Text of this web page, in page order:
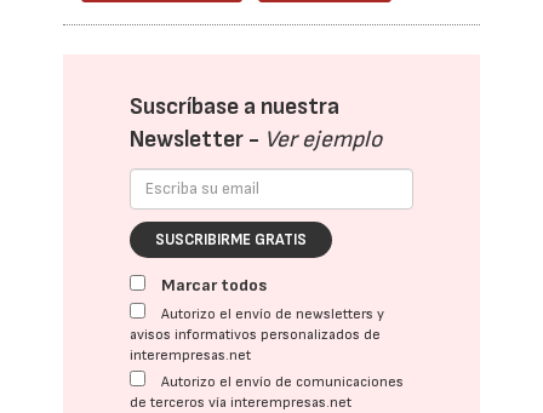
Suscríbase a nuestra
Newsletter - Ver ejemplo
SUSCRIBIRME GRATIS
Marcar todos
Autorizo el envío de newsletters y
avisos informativos personalizados de
interempresas.net
Autorizo el envío de comunicaciones
de terceros vía interempresas.net